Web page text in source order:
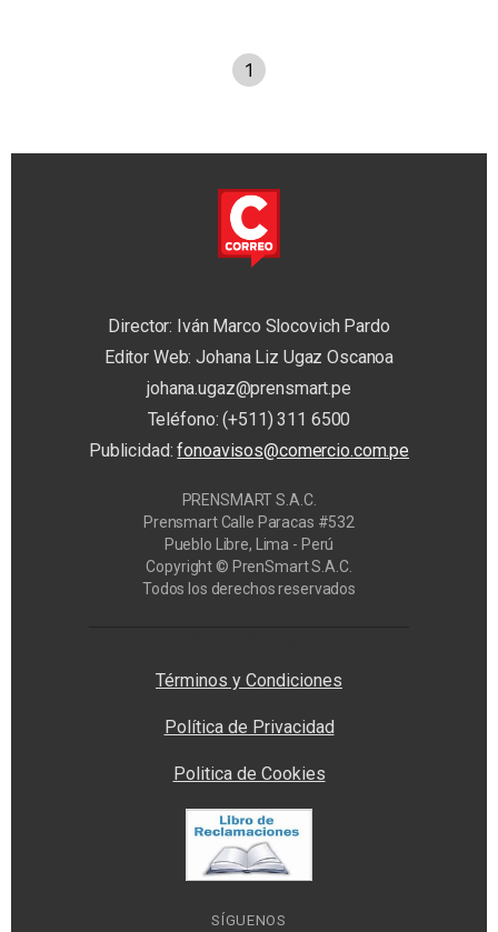
1
Director: Iván Marco Slocovich Pardo
Editor Web: Johana Liz Ugaz Oscanoa
johana.ugaz@prensmart.pe
Teléfono: (+511) 311 6500
Publicidad:fonoavisos@comercio.com.pe
PRENSMART S.A.C.
Prensmart Calle Paracas #532
Pueblo Libre, Lima - Perú
Copyright © PrenSmart S.A.C.
Todos los derechos reservados
Términos y Condiciones
Política de Privacidad
Politica de Cookies
SÍGUENOS